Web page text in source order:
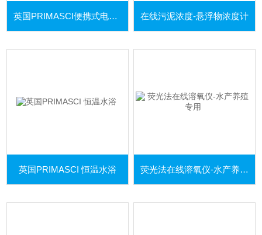
英国PRIMASCI便携式电导率仪 在线污泥浓度-悬浮物浓度计
英国PRIMASCI 恒温水浴 荧光法在线溶氧仪-水产养殖专用